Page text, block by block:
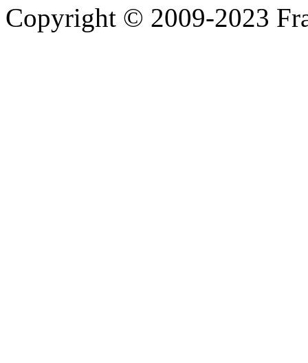
Copyright © 2009-2023